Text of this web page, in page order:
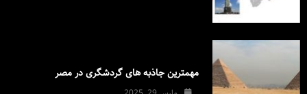
مهمترین جاذبه های گردشگری در مصر